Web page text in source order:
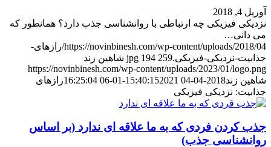
آوریل 4, 2018
نزدیکی فیزیکی چه ارتباطی با روانشناسی جذب دارد؟ همانطور که
می دانی…
https://novinbinesh.com/wp-content/uploads/2018/04/رازهای-
جذابیت-نزدیکی-فیزیکی.jpg
194 259
شاهین زند
https://novinbinesh.com/wp-content/uploads/2023/01/logo.png
شاهین زند2018-04-04 15:40:15
2021-01-06 16:25:04
رازهای
جذابیت: نزدیکی فیزیکی
جذب کردن فردی که به ما علاقه ای ندارد (بر اساس
روانشناسی جذب)